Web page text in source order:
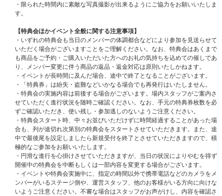
【当落発表】
当選発表は応募期間内に【6月3日(水)スペシャルパフォーマンスイベント応
にて「当選」および「落選」をお知らせいたします。
※エンコード(本イベント用当落結果ご確認ページ)からも、当選・落選をご
確認いただけます。
※当選メールは、イベント終了時まで大切に保管してください。
※当落メールの配信は目安時間になり、前後する可能性がございます。
【イベント当日に必要なもの】
chordが発行する『パスコード(chord発行電子チケット)』を採用しておりま
す。
ご参加にあたり、『パスコード(chord発行電子チケット)』をご提示いただ
くことが可能なスマートフォン(タブレット含む)が必要となります。
※スマートフォン・タブレット(一部機種を除く)をお持ちでない方はイベン
トへご参加いただけません。あらかじめ、ご了承ください。
『パスコード(chord発行電子チケット)』は、＜イベント前日18:00頃＞chor
dよりご案内いたします。
※『enchord(エンコード)』は抽選結果ご確認専用サービス、『パスコード
(chord発行電子チケット)』はイベントご参加用電子チケット発券専用サー
ビスです。
・限られた時間内に素敵な写真撮影が出来るようにご協力をお願いいたしま
す。
【特典会ほかイベント全般に関する注意事項】
・いずれの特典会も当日のメンバーの体調都合などにより参加を見送らせて
いただく場合がございますことをご理解ください。なお、特典会はあくまで
も商品をご予約・ご購入いただいた方へのお礼の気持ちを込めての催しであ
り、メンバー変更に伴う商品の返品・返金対応は原則いたしかねます。
・イベントが長時間に及んだ場合、途中で終了となることがございます。
・「特典券」は紛失・盗難などいかなる場合でも再発行はいたしません。
・特典会の実施内容は前後する場合がございます。場内スタッフがご案内さ
せていただく進行状況を随時ご確認ください。なお、手元の特典券枚数を必
ずご確認いただき、使い残し・参加逃しのないようご注意ください。
・特典会スタート時、中々お並びいただけずに時間経過することがあった場
合も、列が途切れ次第別の特典会をスタートさせていただきます。また、途
中で最後尾を設定しましたら新規受付を終了とさせていただきますので、積
極的なご参加をお願いいたします。
・円滑な進行を心掛けさせていただきますが、当日の状況によりやむを得ず
開催中の特典会を中断もしくは一部内容を変更する場合がございます。
・イベントや特典会実施中に、指定の時間以外で携帯電話などのカメラをメ
ンバーがいるステージ側や、運営スタッフ、他のお客様がいる方向に向けな
いようご注意ください。不審な場合はスタッフがお声がけし、内容を確認さ